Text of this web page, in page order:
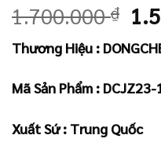
1.700.000₫ Giá
là:
Thương Hiệu :
Mã Sản Phẩm : DCJZ23-
Xuất Sứ : Trung Quốc